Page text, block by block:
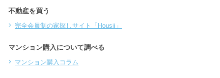
不動産を買う
完全会員制の家探しサイト「Housii」
マンション購入について調べる
マンション購入コラム